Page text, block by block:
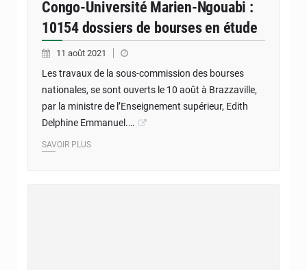
Congo-Université Marien-Ngouabi :
10154 dossiers de bourses en étude
11 août 2021
Les travaux de la sous-commission des bourses
nationales, se sont ouverts le 10 août à Brazzaville,
par la ministre de l’Enseignement supérieur, Edith
Delphine Emmanuel.…
SAVOIR PLUS